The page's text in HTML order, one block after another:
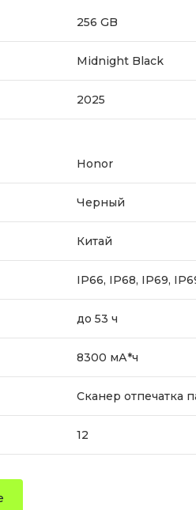
256 GB
Midnight Black
2025
Honor
Черный
Китай
IP66, IP68, IP69,
до 53 ч
8300 мА*ч
Сканер отпечатка
12